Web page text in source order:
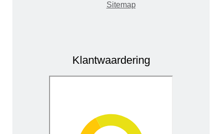
Sitemap
Klantwaardering